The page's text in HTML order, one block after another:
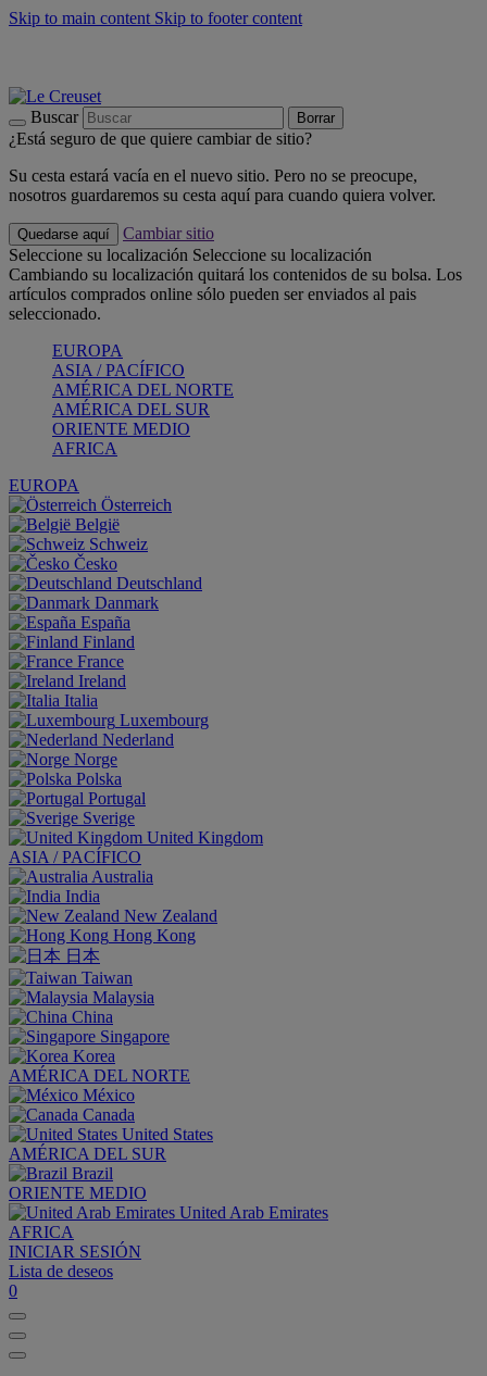
Skip to main content Skip to footer content
Buscar Borrar
¿Está seguro de que quiere cambiar de sitio?
Su cesta estará vacía en el nuevo sitio. Pero no se preocupe,
nosotros guardaremos su cesta aquí para cuando quiera volver.
Quedarse aquí
Cambiar sitio
Seleccione su localización Seleccione su localización
Cambiando su localización quitará los contenidos de su bolsa. Los
artículos comprados online sólo pueden ser enviados al pais
seleccionado.
EUROPA
ASIA / PACÍFICO
AMÉRICA DEL NORTE
AMÉRICA DEL SUR
ORIENTE MEDIO
AFRICA
EUROPA
Österreich
België
Schweiz
Česko
Deutschland
Danmark
España
Finland
France
Ireland
Italia
Luxembourg
Nederland
Norge
Polska
Portugal
Sverige
United Kingdom
ASIA / PACÍFICO
Australia
India
New Zealand
Hong Kong
日本
Taiwan
Malaysia
China
Singapore
Korea
AMÉRICA DEL NORTE
México
Canada
United States
AMÉRICA DEL SUR
Brazil
ORIENTE MEDIO
United Arab Emirates
AFRICA
INICIAR SESIÓN
Lista de deseos
0